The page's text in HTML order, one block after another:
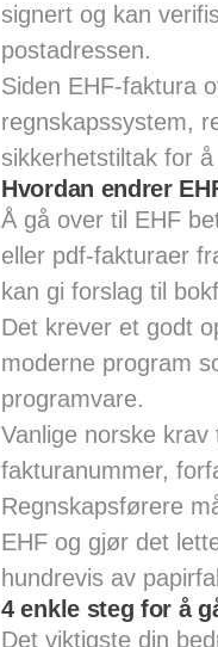
signert og kan
postadressen.
Siden EHF-faktura
regnskapssystem,
sikkerhetstiltak for
Hvordan endrer
Å gå over til EHF
eller pdf-fakturaer
kan gi forslag til
Det krever et godt
moderne program
programvare.
Vanlige norske
fakturanummer,
Regnskapsførere
EHF og gjør det
hundrevis av
4 enkle steg for å
Det viktigste din